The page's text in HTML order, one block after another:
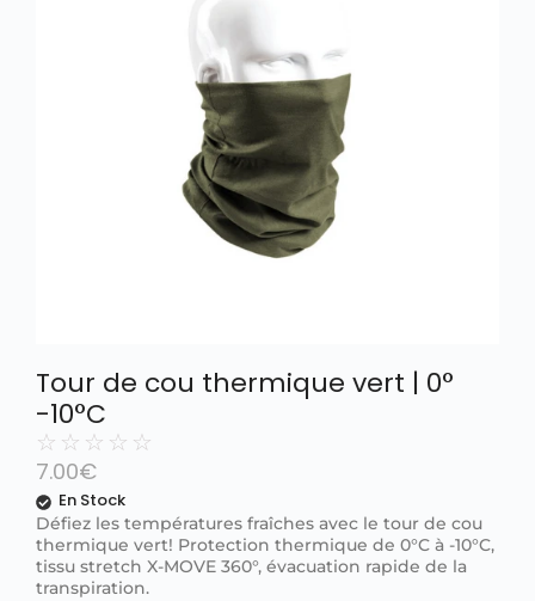
Tour de cou thermique vert | 0°
-10°C
☆ ☆ ☆ ☆ ☆
7.00€
En Stock
Défiez les températures fraîches avec le tour de cou
thermique vert! Protection thermique de 0°C à -10°C,
tissu stretch X-MOVE 360°, évacuation rapide de la
transpiration.